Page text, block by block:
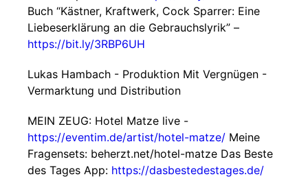
Buch “Kästner, Kraftwerk, Cock Sparrer: Eine
Liebeserklärung an die Gebrauchslyrik” –
https://bit.ly/3RBP6UH
Lukas Hambach - Produktion Mit Vergnügen -
Vermarktung und Distribution
MEIN ZEUG: Hotel Matze live -
https://eventim.de/artist/hotel-matze/ Meine
Fragensets: beherzt.net/hotel-matze Das Beste
des Tages App: https://dasbestedestages.de/